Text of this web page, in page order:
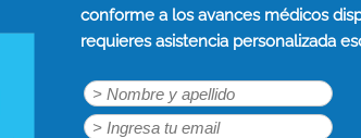
conforme a los avances médicos
requieres asistencia personalizada